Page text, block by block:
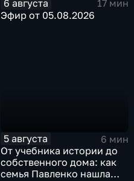
6 августа
17 мин
Эфир от 05.08.2026
5 августа
6 мин
От учебника истории до
собственного дома: как
семья Павленко нашла